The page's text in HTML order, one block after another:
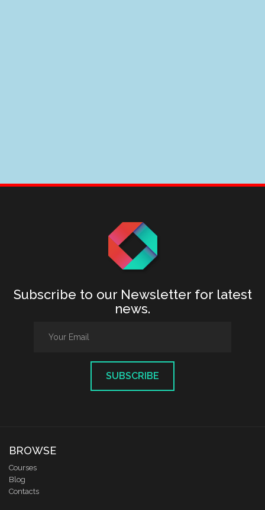
Subscribe to our Newsletter for latest
news.
SUBSCRIBE
BROWSE
Courses
Blog
Contacts